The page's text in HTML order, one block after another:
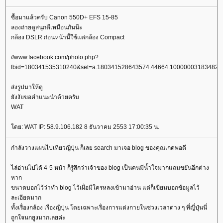
ซื้อมาแล้วครับ Canon 550D+ EFS 15-85
ลองถ่ายดูสนุกดีเหมือนกันน๊ะ
กล้อง DSLR ก่อนหน้านี้ใช้แต่กล้อง Compact
//www.facebook.com/photo.php?
fbid=180341535310240&set=a.180341528643574.44664.100000031834827
ส่งรูปมาให้ดู
ังงัยขอคำแนะนำด้วยครับ
WAT
ดย: WAT IP: 58.9.106.182 8 ธันวาคม 2553 17:00:35 น.
กำลังวางแผนไปเที่ยวญี่ปุ่น ก็เลย search มาเจอ blog ของคุณเกดพอดี
ไล่อ่านไปได้ 4-5 หน้า ก็รู้สึกว่าเจ้าของ blog เป็นคนมีน้ำใจมากแถมขยันอีกต่าง
หาก
ขนาดบอกไว้ว่าทำ blog ไว้เผื่อมีใครหลงเข้ามาอ่าน แต่ก็เขียนบอกข้อมูลไว้
ละเอียดมาก
ทั้งเรื่องกล้อง เรื่องญี่ปุ่น โดยเฉพาะเรื่องการแต่งกายในช่วงเวลาต่าง ๆ ที่ญี่ปุ่นนี่
ถูกใจนกยูงมากเลยค่ะ